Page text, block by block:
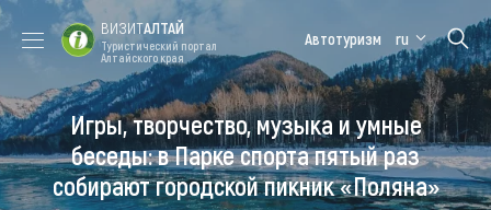
Форум VISIT
ALTAI
Цветение
маральника
Медицинский
форум
Алтайская
зимовка
Туры
ВИЗИТАЛТАЙ
Туристический портал
Алтайского края
Автотуризм ru
Игры, творчество, музыка и умные
беседы: в Парке спорта пятый раз
собирают городской пикник «Поляна»